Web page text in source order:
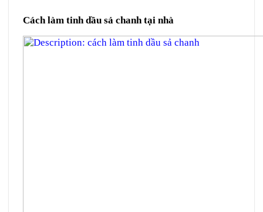
Cách làm tinh dầu sả chanh tại nhà